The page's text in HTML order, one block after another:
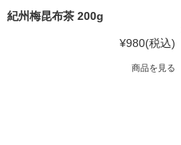
紀州梅昆布茶 200g
¥980(税込)
商品を見る